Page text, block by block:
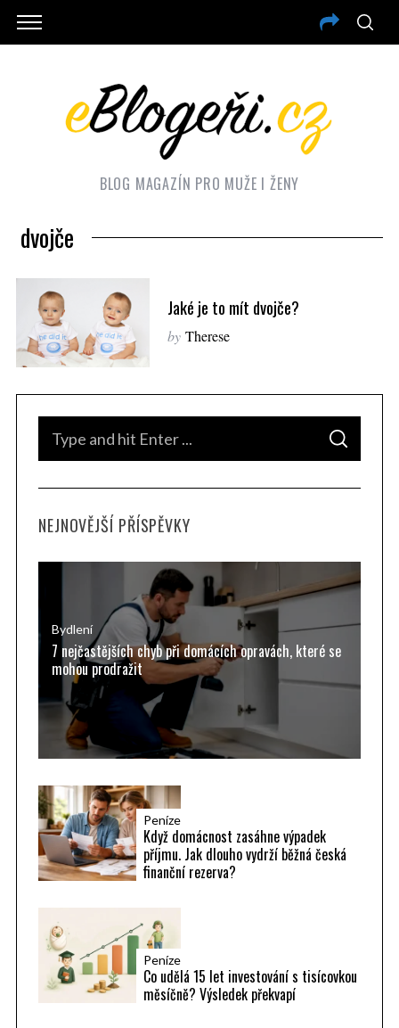
BLOG MAGAZÍN PRO MUŽE I ŽENY
dvojče
Jaké je to mít dvojče?
by Therese
c
S
A
C
NEJNOVĚJŠÍ PŘÍSPĚVKY
Bydlení
7 nejčastějších chyb při domácích opravách, které se
mohou prodražit
Peníze
Když domácnost zasáhne výpadek
příjmu. Jak dlouho vydrží běžná česká
finanční rezerva?
Peníze
Co udělá 15 let investování s tisícovkou
měsíčně? Výsledek překvapí